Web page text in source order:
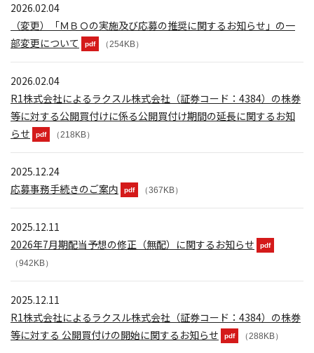
2026.02.04
（変更）「ＭＢＯの実施及び応募の推奨に関するお知らせ」の一
部変更について
pdf （254KB）
2026.02.04
R1株式会社によるラクスル株式会社（証券コード：4384）の株券
等に対する公開買付けに係る公開買付け期間の延長に関するお知
らせ
pdf （218KB）
2025.12.24
応募事務手続きのご案内
pdf （367KB）
2025.12.11
2026年7月期配当予想の修正（無配）に関するお知らせ
pdf
（942KB）
2025.12.11
R1株式会社によるラクスル株式会社（証券コード：4384）の株券
等に対する 公開買付けの開始に関するお知らせ
pdf （288KB）